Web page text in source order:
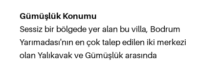
Gümüşlük Konumu
Sessiz bir bölgede yer alan bu villa, Bodrum
Yarımadası'nın en çok talep edilen iki merkezi
olan Yalıkavak ve Gümüşlük arasında